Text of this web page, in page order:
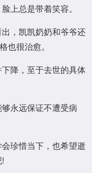
上总是带着笑容。
，凯凯奶奶和爷爷还
也很治愈。
降，至于去世的具体
永远保证不遭受病
珍惜当下，也希望逝